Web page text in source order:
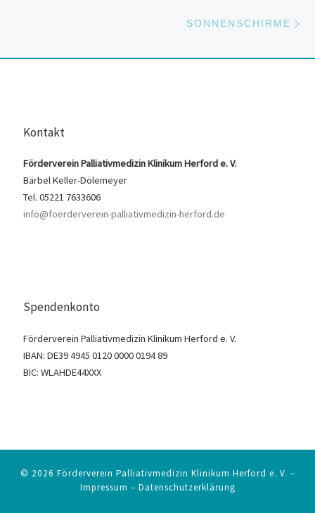
SONNENSCHIRME
Kontakt
Förderverein Palliativmedizin Klinikum Herford e. V.
Bärbel Keller-Dölemeyer
Tel. 05221 7633606
info@foerderverein-palliativmedizin-herford.de
Spendenkonto
Förderverein Palliativmedizin Klinikum Herford e. V.
IBAN: DE39 4945 0120 0000 0194 89
BIC: WLAHDE44XXX
© 2026 Förderverein Palliativmedizin Klinikum Herford e. V. –
Impressum – Datenschutzerklärung